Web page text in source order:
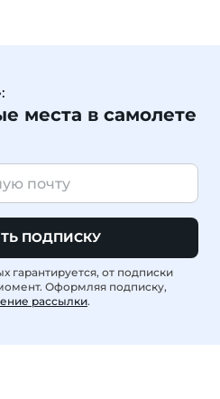
места в самолете
ПОДПИСКУ
гарантируется, от подписки
Оформляя подписку,
рассылки.